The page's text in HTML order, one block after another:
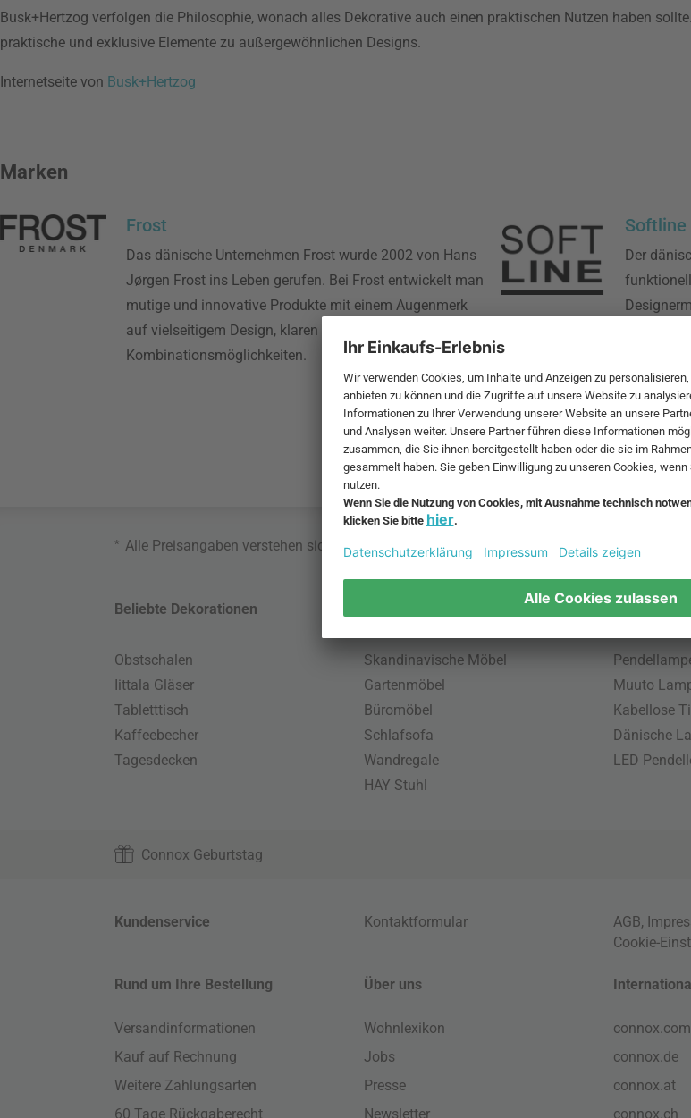
Busk+Hertzog verfolgen die Philosophie, wonach alles Dekorative auch einen praktischen Nutzen haben
praktische und exklusive Elemente zu außergewöhnlichen Designs.
Internetseite von Busk+Hertzog
Marken
Frost
Das dänische Unternehmen Frost wurde 2002 von Hans
Jørgen Frost ins Leben gerufen. Bei Frost entwickelt man
mutige und innovative Produkte mit einem Augenmerk
auf vielseitigem Design, klaren Linien und unendlichen
Kombinationsmöglichkeiten.
Softline
Der
diesem
1979
* Alle Preisangaben verstehen sich inklusive MwSt. und zzgl. Versandkosten
Beliebte Dekorationen
Obstschalen
Iittala Gläser
Tabletttisch
Kaffeebecher
Tagesdecken
Skandinavische Möbel
Gartenmöbel
Büromöbel
Schlafsofa
Wandregale
HAY Stuhl
Beliebte
Muuto
Kabellose
Dänische
LED
Connox Geburtstag
Kundenservice Kontaktformular AGB,
Cookie-
Rund um Ihre Bestellung
Versandinformationen
Kauf auf Rechnung
Weitere Zahlungsarten
60 Tage Rückgaberecht
Über uns
Wohnlexikon
Jobs
Presse
Newsletter
connox.de
connox.at
connox.ch